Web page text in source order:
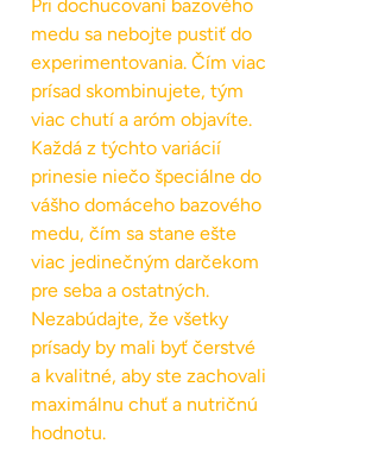
Pri dochucovaní bazového
medu sa nebojte pustiť do
experimentovania. Čím viac
prísad skombinujete, tým
viac chutí a aróm objavíte.
Každá z týchto variácií
prinesie niečo špeciálne do
vášho domáceho bazového
medu, čím sa stane ešte
viac jedinečným darčekom
pre seba a ostatných.
Nezabúdajte, že všetky
prísady by mali byť čerstvé
a kvalitné, aby ste zachovali
maximálnu chuť a nutričnú
hodnotu.